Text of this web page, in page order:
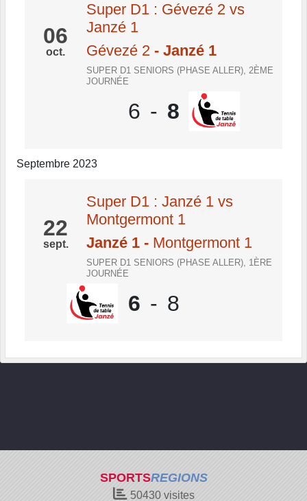
06
oct.
Super D1 : Gévezé 2 vs
Janzé 1
Gévezé 2 - Janzé 1
SUPER D1 SENIORS (PHASE ALLER), 2ÈME
JOURNÉE
6 - 8
Septembre 2023
22
sept.
Super D1 : Janzé 1 vs
Montgermont 1
Janzé 1 - Montgermont 1
SUPER D1 SENIORS (PHASE ALLER), 1ÈRE
JOURNÉE
6 - 8
SPORTSREGIONS
50430visites